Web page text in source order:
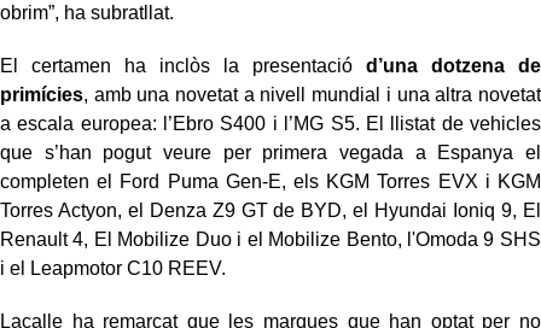
obrim”, ha subratllat.
El certamen ha inclòs la presentaciód’una dotzena de
primícies, amb una novetat a nivell mundial i una altra novetat
a escala europea: l’Ebro S400 i l’MG S5. El llistat de vehicles
que s’han pogut veure per primera vegada a Espanya el
completen el Ford Puma Gen-E, els KGM Torres EVX i KGM
Torres Actyon, el Denza Z9 GT de BYD, el Hyundai Ioniq 9, El
Renault 4, El Mobilize Duo i el Mobilize Bento, l'Omoda 9 SHS
i el Leapmotor C10 REEV.
Lacalle ha remarcat que les marques que han optat per no